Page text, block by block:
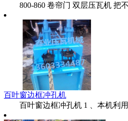
800-860 卷帘门 双层压瓦机 把不
百叶窗边框冲孔机
百叶窗边框冲孔机 1 、本机利用